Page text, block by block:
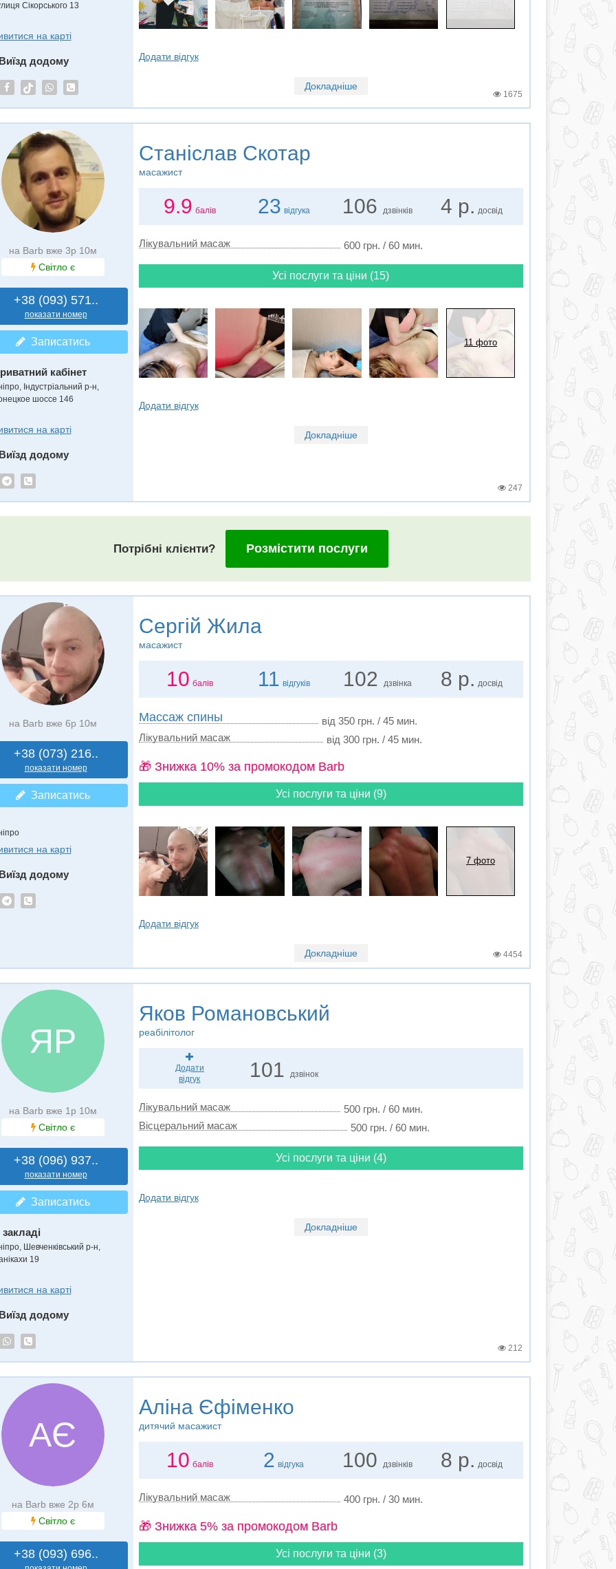
Сікорського 13
на карті
додому Додати відгук
Докладніше
1675
на Barb вже 3р 10м
Світло є
+38 (093) 571..
показати номер
Записатись
кабінет
Індустріальний р-н,
шоссе 146
на карті
додому
Станіслав Скотар
масажист
9.9 балів 23 відгука 106 дзвінків 4 р. досвід
Лікувальний масаж 600 грн. / 60 мин.
Усі послуги та ціни (15)
11 фото
Додати відгук
Докладніше
247
Потрібні клієнти? Розмістити послуги
на Barb вже 6р 10м
+38 (073) 216..
показати номер
Записатись
на карті
додому
Сергій Жила
масажист
10 балів 11 відгуків 102 дзвінка 8 р. досвід
Массаж спины
від 350 грн. / 45 мин.
Лікувальний масаж
від 300 грн. / 45 мин.
🎁 Знижка 10% за промокодом Barb
Усі послуги та ціни (9)
7 фото
Додати відгук
Докладніше 4454
ЯР
на Barb вже 1р 10м
Світло є
+38 (096) 937..
показати номер
Записатись
Шевченківський р-н,
19
на карті
додому
Яков Романовський
реабілітолог
Додати
відгук
101 дзвінок
Лікувальний масаж
500 грн. / 60 мин.
Вісцеральний масаж
500 грн. / 60 мин.
Усі послуги та ціни (4)
Додати відгук
Докладніше
212
АЄ
на Barb вже 2р 6м
Світло є
+38 (093) 696..
Аліна Єфіменко
дитячий масажист
10 балів 2 відгука 100 дзвінків 8 р. досвід
Лікувальний масаж 400 грн. / 30 мин.
🎁 Знижка 5% за промокодом Barb
Усі послуги та ціни (3)